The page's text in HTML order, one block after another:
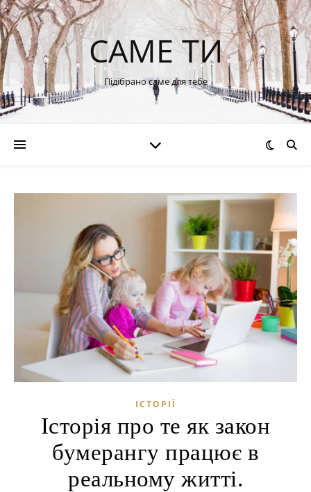
САМЕ ТИ
Підібрано саме для тебе
ІСТОРІЇ
Історія про те як закон
бумерангу працює в
реальному житті.